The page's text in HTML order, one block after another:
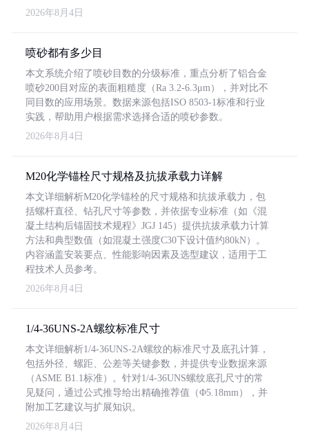
2026年8月4日
喷砂都有多少目
本文系统介绍了喷砂目数的分级标准，重点分析了铝合金
喷砂200目对应的表面粗糙度（Ra 3.2-6.3μm），并对比不
同目数的应用场景。数据来源包括ISO 8503-1标准和行业
实践，帮助用户根据需求选择合适的喷砂参数。
2026年8月4日
M20化学锚栓尺寸规格及抗拔承载力详解
本文详细解析M20化学锚栓的尺寸规格和抗拔承载力，包
括螺杆直径、钻孔尺寸等参数，并依据专业标准（如《混
凝土结构后锚固技术规程》JGJ 145）提供抗拔承载力计算
方法和典型数值（如混凝土强度C30下设计值约80kN）。
内容涵盖安装要点、性能影响因素及选型建议，适用于工
程技术人员参考。
2026年8月4日
1/4-36UNS-2A螺纹标准尺寸
本文详细解析1/4-36UNS-2A螺纹的标准尺寸及底孔计算，
包括外径、螺距、公差等关键参数，并提供专业数据来源
（ASME B1.1标准）。针对1/4-36UNS螺纹底孔尺寸的常
见疑问，通过公式推导给出精确推荐值（Φ5.18mm），并
附加工艺建议与扩展知识。
2026年8月4日